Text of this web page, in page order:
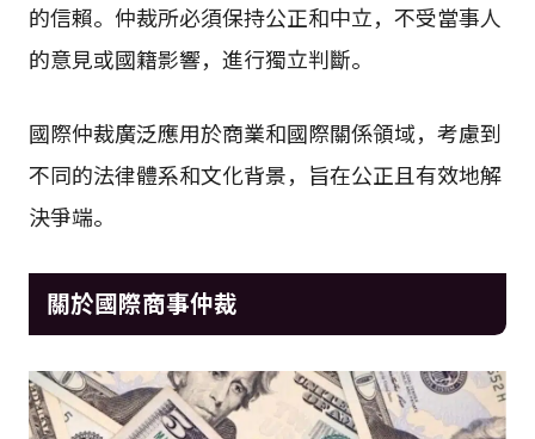
的信賴。仲裁所必須保持公正和中立，不受當事人
的意見或國籍影響，進行獨立判斷。
國際仲裁廣泛應用於商業和國際關係領域，考慮到
不同的法律體系和文化背景，旨在公正且有效地解
決爭端。
關於國際商事仲裁